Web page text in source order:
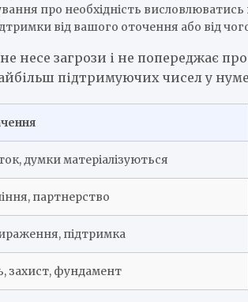
про необхідність висловлюватись
від вашого оточення або від
несе загрози і не попереджає
підтримуючих чисел у
думки матеріалізуються
партнерство
підтримка
захист, фундамент